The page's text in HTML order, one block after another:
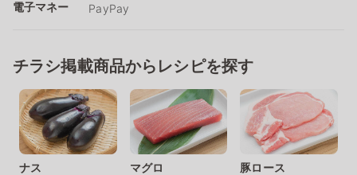
電子マネー PayPay
チラシ掲載商品からレシピを探す
ナス マグロ 豚ロース